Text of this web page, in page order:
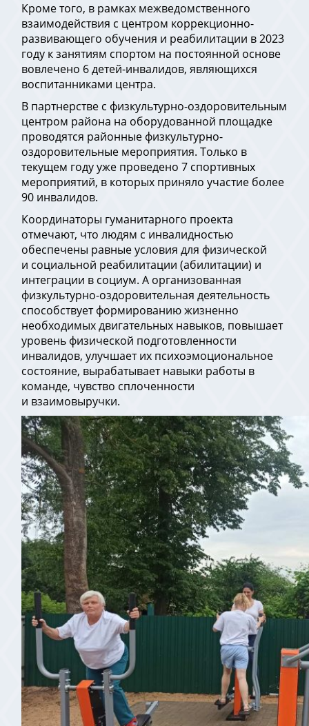
Кроме того, в рамках межведомственного
взаимодействия с центром коррекционно-
развивающего обучения и реабилитации в 2023
году к занятиям спортом на постоянной основе
вовлечено 6 детей-инвалидов, являющихся
воспитанниками центра.
В партнерстве с физкультурно-оздоровительным
центром района на оборудованной площадке
проводятся районные физкультурно-
оздоровительные мероприятия. Только в
текущем году уже проведено 7 спортивных
мероприятий, в которых приняло участие более
90 инвалидов.
Координаторы гуманитарного проекта
отмечают, что людям с инвалидностью
обеспечены равные условия для физической
и социальной реабилитации (абилитации) и
интеграции в социум. А организованная
физкультурно-оздоровительная деятельность
способствует формированию жизненно
необходимых двигательных навыков, повышает
уровень физической подготовленности
инвалидов, улучшает их психоэмоциональное
состояние, вырабатывает навыки работы в
команде, чувство сплоченности
и взаимовыручки.